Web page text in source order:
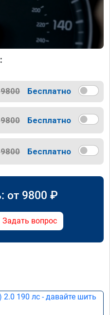
9800 Бесплатно
9800 Бесплатно
9800 Бесплатно
от 9800 ₽
Задать вопрос